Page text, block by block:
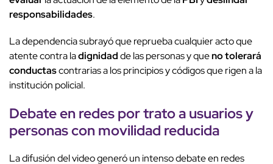
responsabilidades.
La dependencia subrayó que reprueba cualquier acto que
atente contra ladignidadde las personas y queno tolerará
conductascontrarias a los principios y códigos que rigen a la
institución policial.
Debate en redes por trato a usuarios y
personas con movilidad reducida
La difusión del video generó un intenso debate en redes